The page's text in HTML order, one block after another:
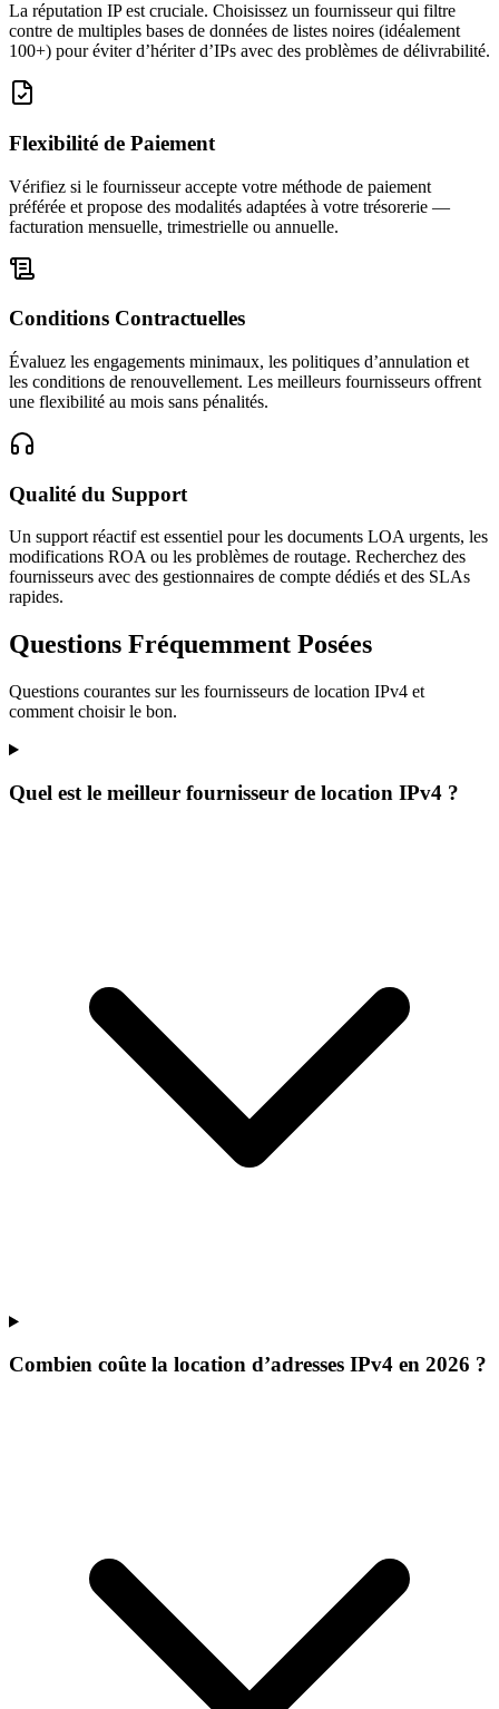
La réputation IP est cruciale. Choisissez un fournisseur qui filtre
contre de multiples bases de données de listes noires (idéalement
100+) pour éviter d’hériter d’IPs avec des problèmes de délivrabilité.
Flexibilité de Paiement
Vérifiez si le fournisseur accepte votre méthode de paiement
préférée et propose des modalités adaptées à votre trésorerie —
facturation mensuelle, trimestrielle ou annuelle.
Conditions Contractuelles
Évaluez les engagements minimaux, les politiques d’annulation et
les conditions de renouvellement. Les meilleurs fournisseurs offrent
une flexibilité au mois sans pénalités.
Qualité du Support
Un support réactif est essentiel pour les documents LOA urgents, les
modifications ROA ou les problèmes de routage. Recherchez des
fournisseurs avec des gestionnaires de compte dédiés et des SLAs
rapides.
Questions Fréquemment Posées
Questions courantes sur les fournisseurs de location IPv4 et
comment choisir le bon.
Quel est le meilleur fournisseur de location IPv4 ?
Combien coûte la location d’adresses IPv4 en 2026 ?